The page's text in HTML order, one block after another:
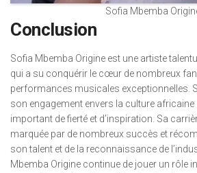
Sofia Mbemba
Conclusion
Sofia Mbemba Origine est une artiste
qui a su conquérir le cœur de nombreux
performances musicales exceptionnelles.
son engagement envers la culture africaine
important de fierté et d’inspiration. Sa
marquée par de nombreux succès et
son talent et de la reconnaissance de
Mbemba Origine continue de jouer un rôle